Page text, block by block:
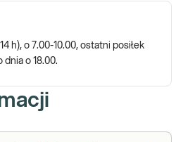
h), o 7.00-10.00, ostatni posiłek
o 18.00.